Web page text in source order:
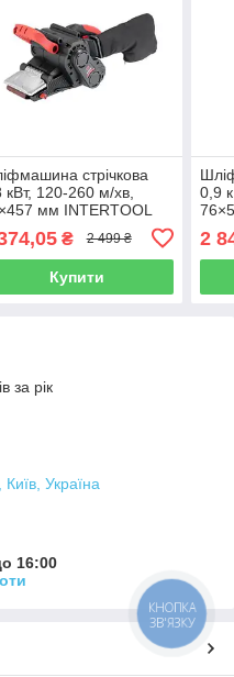
стрічкова
кВт, 120-260 м/хв,
мм INTERTOOL
₴ 2 499 ₴
Купити
0,9
2
за рік
Україна
16:00
КНОПКА
ЗВ'ЯЗКУ